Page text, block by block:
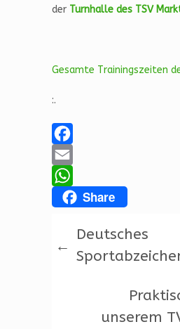
der Turnhalle des TSV
Gesamte Trainingszeiten
:.
F
a
E
Share
←
Deutsches
unserem